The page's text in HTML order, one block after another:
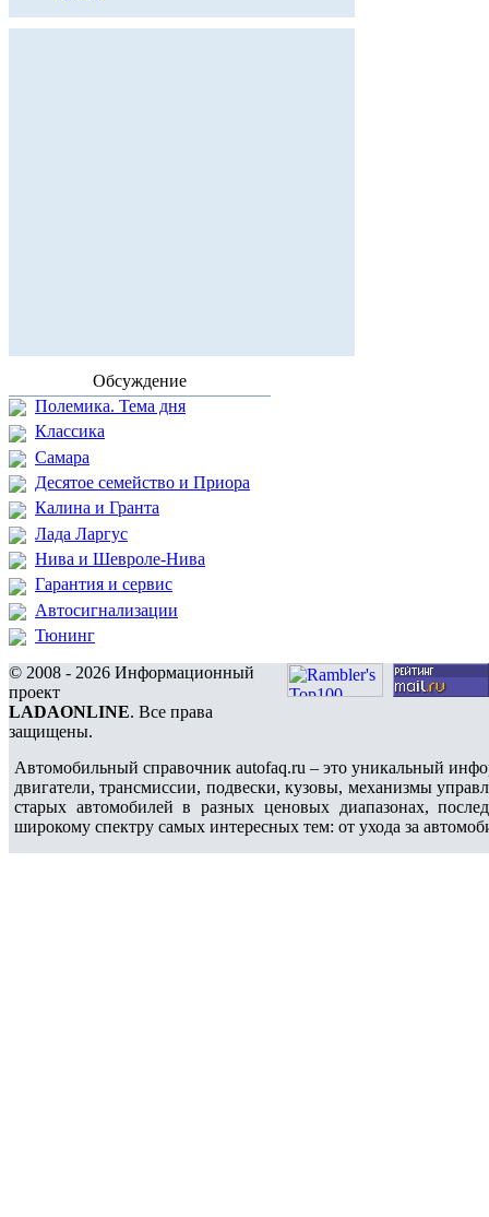
Обсуждение
Полемика. Тема дня
Классика
Самара
Десятое семейство и Приора
Калина и Гранта
Лада Ларгус
Нива и Шевроле-Нива
Гарантия и сервис
Автосигнализации
Тюнинг
© 2008 - 2026 Информационный
проект
LADAONLINE. Все права
защищены.
Автомобильный справочник autofaq.ru – это уникальный
двигатели, трансмиссии, подвески, кузовы, механизмы
старых автомобилей в разных ценовых диапазонах,
широкому спектру самых интересных тем: от ухода за